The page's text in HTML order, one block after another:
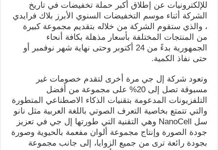
للإلكترونيات عن إطلاق أكبر حملة تخفيضات في تاريخ
الشركة أثناء موسم التخفيضات السنوي الأبرز بلاك فرايدي
، والذي ستقوم الشركة من خلاله بتقديم مجموعة كبيرة
من المنتجات المختلفة بأسعار مذهلة بكافة أنحاء
الجمهورية بدءً من 24 أكتوبر وحتى نهاية شهر نوفمبر أو
حتى نفاذ الكمية.
وتعود شركة إل جي مرة أخرى لتقدم خصومات غير
مسبوقة تصل إلى 20% على مجموعة من أفضل
التلفزيونات المدعومة بتقنيات الذكاء الاصطناعي المتطورة
والتي تتمتع بخاصية التعرف الصوتي باللغة العربية مثل نانو
سل NanoCell وهي التقنية التي طورتها إل جي في تعزيز
جودة الصورة وإنتاج مجموعة ألوان مفعمة بالحيوية وصورة
بجودة رائعة ترى من جميع الزوايا، إلى جانب مجموعة